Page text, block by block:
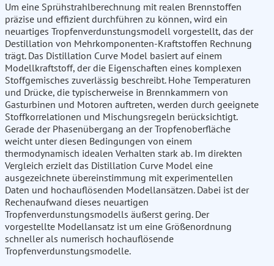
Um eine Sprühstrahlberechnung mit realen Brennstoffen
präzise und effizient durchführen zu können, wird ein
neuartiges Tropfenverdunstungsmodell vorgestellt, das der
Destillation von Mehrkomponenten-Kraftstoffen Rechnung
trägt. Das Distillation Curve Model basiert auf einem
Modellkraftstoff, der die Eigenschaften eines komplexen
Stoffgemisches zuverlässig beschreibt. Hohe Temperaturen
und Drücke, die typischerweise in Brennkammern von
Gasturbinen und Motoren auftreten, werden durch geeignete
Stoffkorrelationen und Mischungsregeln berücksichtigt.
Gerade der Phasenübergang an der Tropfenoberfläche
weicht unter diesen Bedingungen von einem
thermodynamisch idealen Verhalten stark ab. Im direkten
Vergleich erzielt das Distillation Curve Model eine
ausgezeichnete übereinstimmung mit experimentellen
Daten und hochauflösenden Modellansätzen. Dabei ist der
Rechenaufwand dieses neuartigen
Tropfenverdunstungsmodells äußerst gering. Der
vorgestellte Modellansatz ist um eine Größenordnung
schneller als numerisch hochauflösende
Tropfenverdunstungsmodelle.